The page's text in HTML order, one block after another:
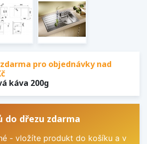
pro objednávky nad
káva 200g
dřezu zdarma
- vložíte produkt do košíku a v